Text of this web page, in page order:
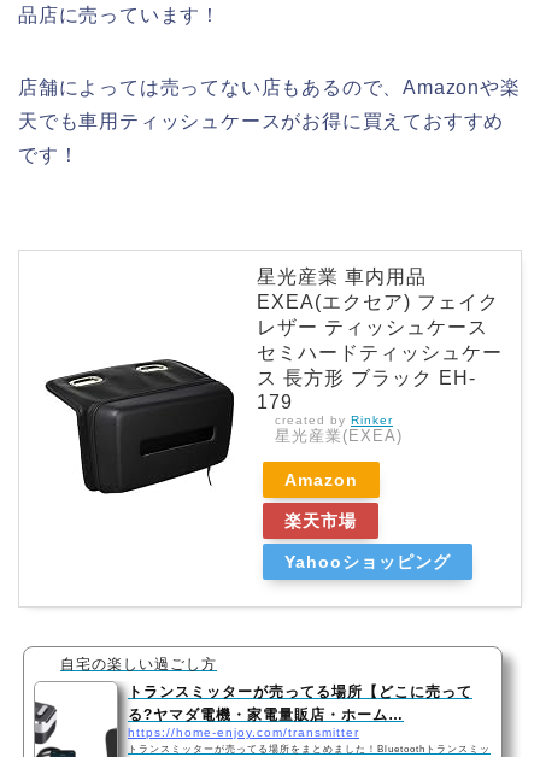
品店に売っています！
店舗によっては売ってない店もあるので、Amazonや楽
天でも車用ティッシュケースがお得に買えておすすめ
です！
星光産業 車内用品
EXEA(エクセア) フェイク
レザー ティッシュケース
セミハードティッシュケー
ス 長方形 ブラック EH-
179
created by Rinker
星光産業(EXEA)
Amazon
楽天市場
Yahooショッピング
自宅の楽しい過ごし方
トランスミッターが売ってる場所【どこに売って
る?ヤマダ電機・家電量販店・ホーム…
https://home-enjoy.com/transmitter
トランスミッターが売ってる場所をまとめました！Bluetoothトランスミッ